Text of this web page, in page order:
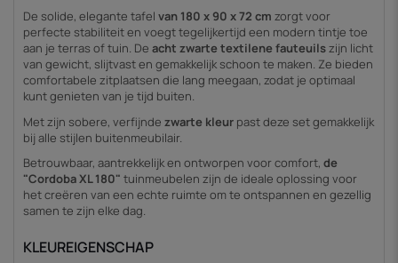
De solide, elegante tafel van 180 x 90 x 72 cm zorgt voor
perfecte stabiliteit en voegt tegelijkertijd een modern tintje toe
aan je terras of tuin. De acht zwarte textilene fauteuilszijn licht
van gewicht, slijtvast en gemakkelijk schoon te maken. Ze bieden
comfortabele zitplaatsen die lang meegaan, zodat je optimaal
kunt genieten van je tijd buiten.
Met zijn sobere, verfijnde zwarte kleur past deze set gemakkelijk
bij alle stijlen buitenmeubilair.
Betrouwbaar, aantrekkelijk en ontworpen voor comfort, de
"Cordoba XL 180" tuinmeubelen zijn de ideale oplossing voor
het creëren van een echte ruimte om te ontspannen en gezellig
samen te zijn elke dag.
KLEUREIGENSCHAP